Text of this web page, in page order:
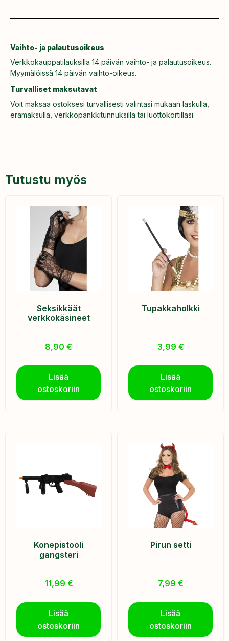
Vaihto- ja palautusoikeus
Verkkokauppatilauksilla 14 päivän vaihto- ja palautusoikeus.
Myymälöissä 14 päivän vaihto-oikeus.
Turvalliset maksutavat
Voit maksaa ostoksesi turvallisesti valintasi mukaan laskulla,
erämaksulla, verkkopankkitunnuksilla tai luottokortillasi.
Tutustu myös
Seksikkäät
verkkokäsineet
8,90 €
Lisää
ostoskoriin
Tupakkaholkki
3,99 €
Lisää
ostoskoriin
Konepistooli
gangsteri
11,99 €
Lisää
ostoskoriin
Pirun setti
7,99 €
Lisää
ostoskoriin